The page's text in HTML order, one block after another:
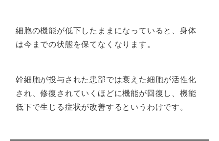
細胞の機能が低下したままになっていると、身体
は今までの状態を保てなくなります。
幹細胞が投与された患部では衰えた細胞が活性化
され、修復されていくほどに機能が回復し、機能
低下で生じる症状が改善するというわけです。